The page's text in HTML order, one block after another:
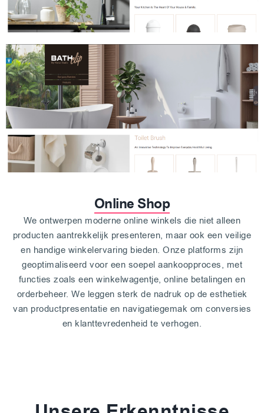
Online Shop
We ontwerpen moderne online winkels die niet alleen
producten aantrekkelijk presenteren, maar ook een veilige
en handige winkelervaring bieden. Onze platforms zijn
geoptimaliseerd voor een soepel aankoopproces, met
functies zoals een winkelwagentje, online betalingen en
orderbeheer. We leggen sterk de nadruk op de esthetiek
van productpresentatie en navigatiegemak om conversies
en klanttevredenheid te verhogen.